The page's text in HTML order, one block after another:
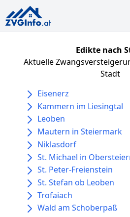
Edikte nach
Aktuelle
Stadt
Eisenerz
Kammern im Liesingtal
Leoben
Mautern in Steiermark
Niklasdorf
St. Michael in
St. Peter-Freienstein
St. Stefan ob Leoben
Trofaiach
Wald am Schoberpaß